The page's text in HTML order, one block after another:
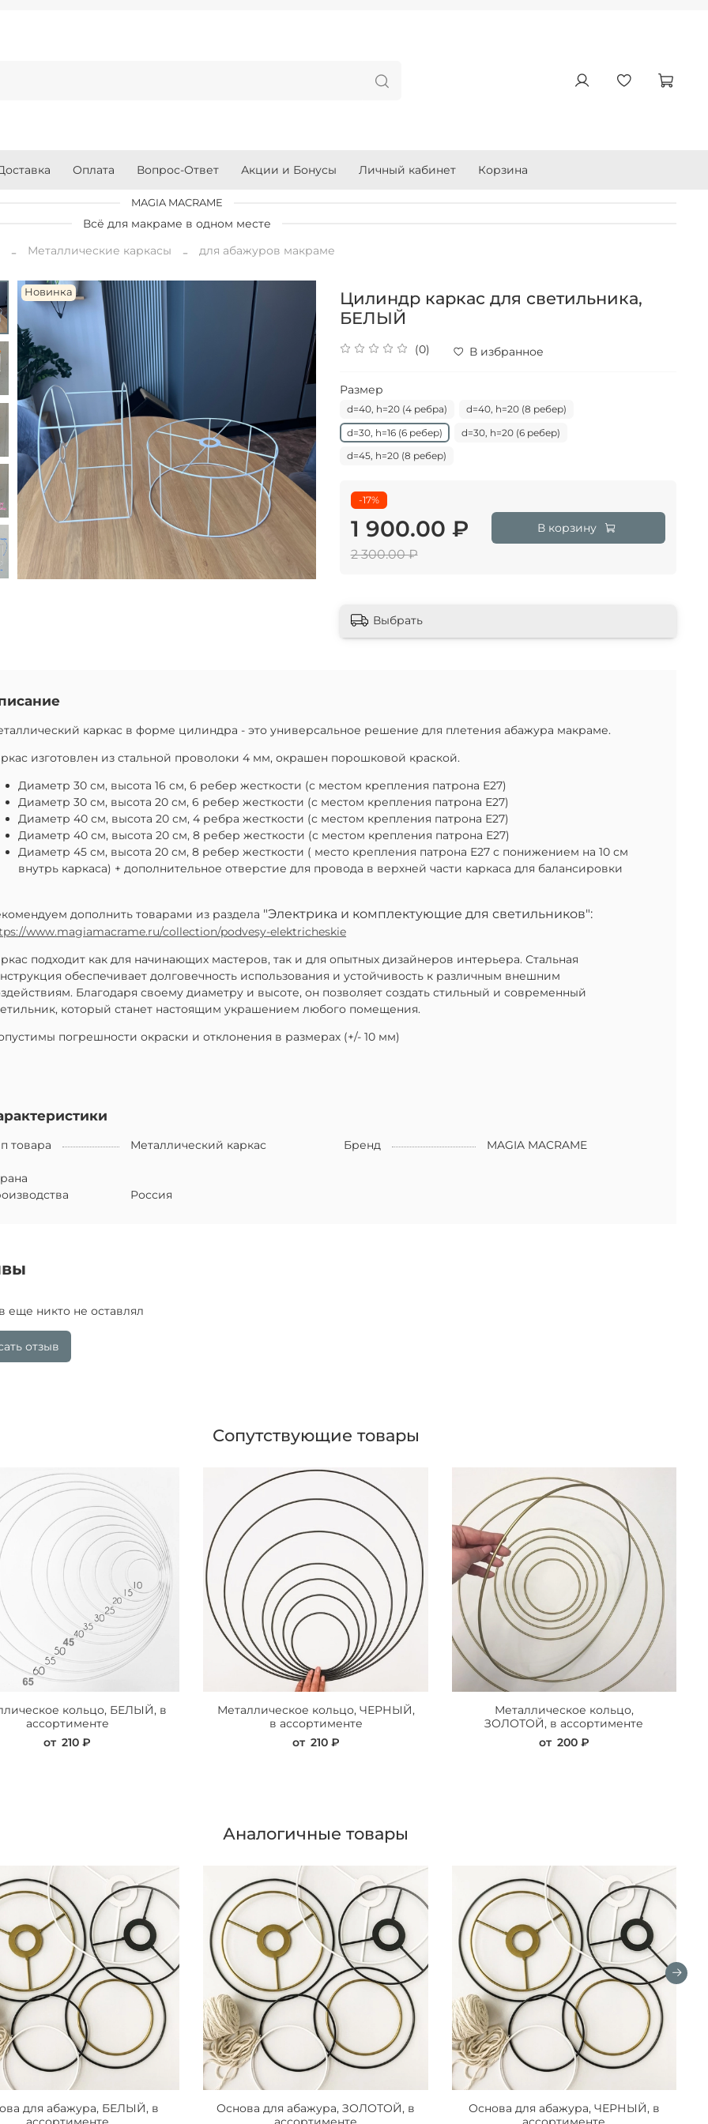
Оплата Вопрос-Ответ Акции и Бонусы Личный кабинет Корзина
MAGIA MACRAME
Всё для макраме в одном месте
Металлические каркасы для абажуров макраме
Новинка
Цилиндр каркас для светильника,
БЕЛЫЙ
(0) В избранное
Размер
d=40, h=20 (4 ребра)
d=40, h=20 (8 ребер)
d=30, h=16 (6 ребер)
d=30, h=20 (6 ребер)
d=45, h=20 (8 ребер)
-17%
1 900.00 ₽
2 300.00 ₽
В корзину
Выбрать
каркас в форме цилиндра - это универсальное решение для плетения абажура макраме.
изготовлен из стальной проволоки 4 мм, окрашен порошковой краской.
Диаметр 30 см, высота 16 см, 6 ребер жесткости (с местом крепления патрона Е27)
Диаметр 30 см, высота 20 см, 6 ребер жесткости (с местом крепления патрона Е27)
Диаметр 40 см, высота 20 см, 4 ребра жесткости (с местом крепления патрона Е27)
Диаметр 40 см, высота 20 см, 8 ребер жесткости (с местом крепления патрона Е27)
Диаметр 45 см, высота 20 см, 8 ребер жесткости ( место крепления патрона Е27 с понижением на 10 см
внутрь каркаса) + дополнительное отверстие для провода в верхней части каркаса для балансировки
дополнить товарами из раздела "Электрика и комплектующие для светильников":
www.magiamacrame.ru/collection/podvesy-elektricheskie
подходит как для начинающих мастеров, так и для опытных дизайнеров интерьера. Стальная
обеспечивает долговечность использования и устойчивость к различным внешним
Благодаря своему диаметру и высоте, он позволяет создать стильный и современный
который станет настоящим украшением любого помещения.
погрешности окраски и отклонения в размерах (+/- 10 мм)
товара Металлический каркас Бренд MAGIA MACRAME
Россия
еще никто не оставлял
отзыв
Сопутствующие товары
кольцо, БЕЛЫЙ, в
ассортименте
от 210 ₽
Металлическое кольцо, ЧЕРНЫЙ,
в ассортименте
от 210 ₽
Металлическое кольцо,
ЗОЛОТОЙ, в ассортименте
от 200 ₽
Аналогичные товары
для абажура, БЕЛЫЙ, в
Основа для абажура, ЗОЛОТОЙ, в
Основа для абажура, ЧЕРНЫЙ, в